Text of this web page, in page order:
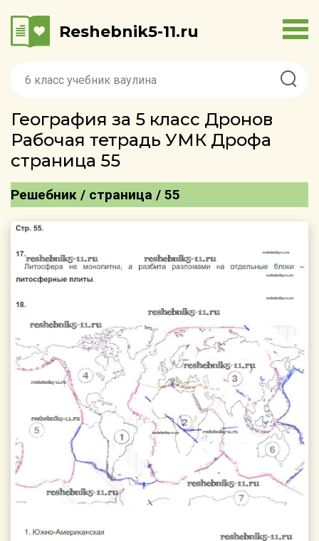
Reshebnik5-11.ru
География за 5 класс Дронов
Рабочая тетрадь УМК Дрофа
страница 55
Решебник / страница / 55